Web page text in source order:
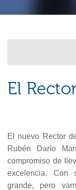
El
El nuevo Rector
Rubén Darío
compromiso de
excelencia. Con
grande, pero